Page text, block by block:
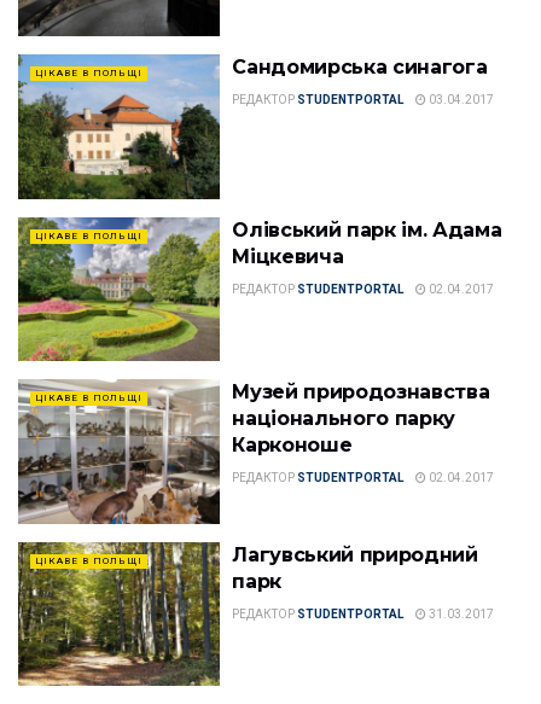
ЦІКАВЕ В ПОЛЬЩІ Сандомирська синагога
РЕДАКТОР STUDENTPORTAL 03.04.2017
ЦІКАВЕ В ПОЛЬЩІ
Олівський парк ім. Адама
Міцкевича
РЕДАКТОР STUDENTPORTAL 02.04.2017
ЦІКАВЕ В ПОЛЬЩІ
Музей природознавства
національного парку
Карконоше
РЕДАКТОР STUDENTPORTAL 02.04.2017
ЦІКАВЕ В ПОЛЬЩІ
Лагувський природний
парк
РЕДАКТОР STUDENTPORTAL 31.03.2017